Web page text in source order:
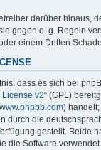
darüber hinaus,
gegen o. g. Regeln
einem Dritten
dass es sich bei
v2“ (GPL)
www.phpbb.com)
durch die
gestellt. Beide
die Software